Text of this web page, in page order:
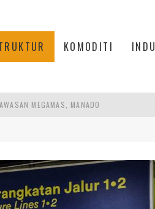
KOMODITI
MEGAMAS, MANADO
UTAMA INDUSTRI KEHUTANAN
DI BANDARA SULTAN MAHMUD